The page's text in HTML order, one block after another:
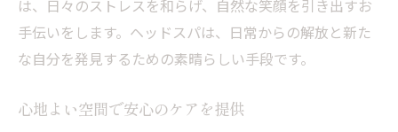
は、日々のストレスを和らげ、自然な笑顔を引き出すお
手伝いをします。ヘッドスパは、日常からの解放と新た
な自分を発見するための素晴らしい手段です。
心地よい空間で安心のケアを提供